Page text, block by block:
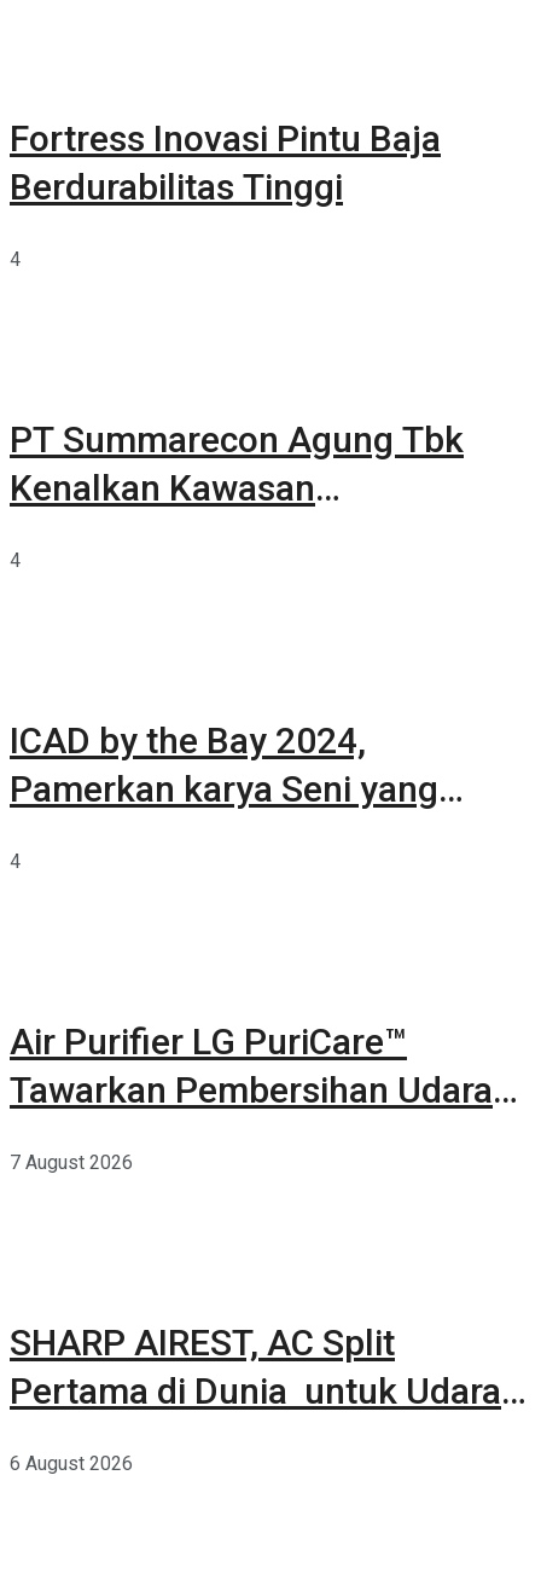
Fortress Inovasi Pintu Baja
Berdurabilitas Tinggi
4
PT Summarecon Agung Tbk
Kenalkan Kawasan
4
ICAD by the Bay 2024,
Pamerkan karya Seni yang
4
Air Purifier LG PuriCare™
Tawarkan Pembersihan Udara
7 August 2026
SHARP AIREST, AC Split
Pertama di Dunia untuk Udara
6 August 2026